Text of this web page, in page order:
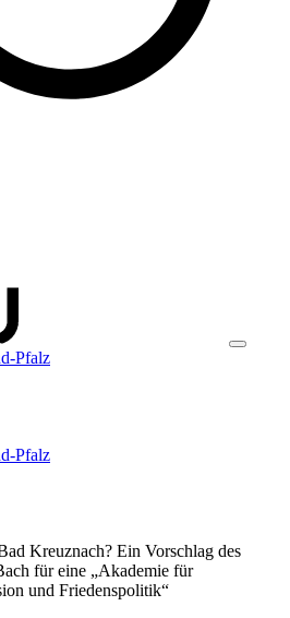
Pfalz
Pfalz
Kreuznach? Ein Vorschlag des
für eine „Akademie für
und Friedenspolitik“